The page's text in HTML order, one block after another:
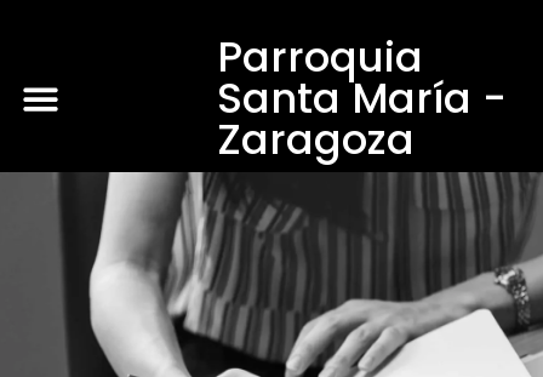
Parroquia
Santa María -
Zaragoza